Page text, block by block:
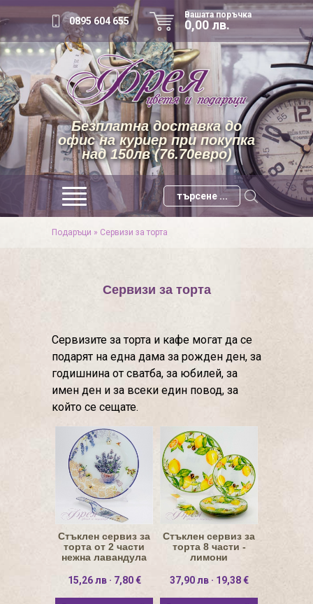
0895 604 655
Вашата поръчка
0,00 лв.
Безплатна доставка до
офис на куриер при покупка
над 150лв (76.70евро)
Подаръци » Сервизи за торта
Сервизи за торта
Сервизите за торта и кафе могат да се
подарят на една дама за рожден ден, за
годишнина от сватба, за юбилей, за
имен ден и за всеки един повод, за
който се сещате.
Стъклен сервиз за
торта от 2 части
нежна лавандула
15,26 лв · 7,80 €
Стъклен сервиз за
торта 8 части -
лимони
37,90 лв · 19,38 €